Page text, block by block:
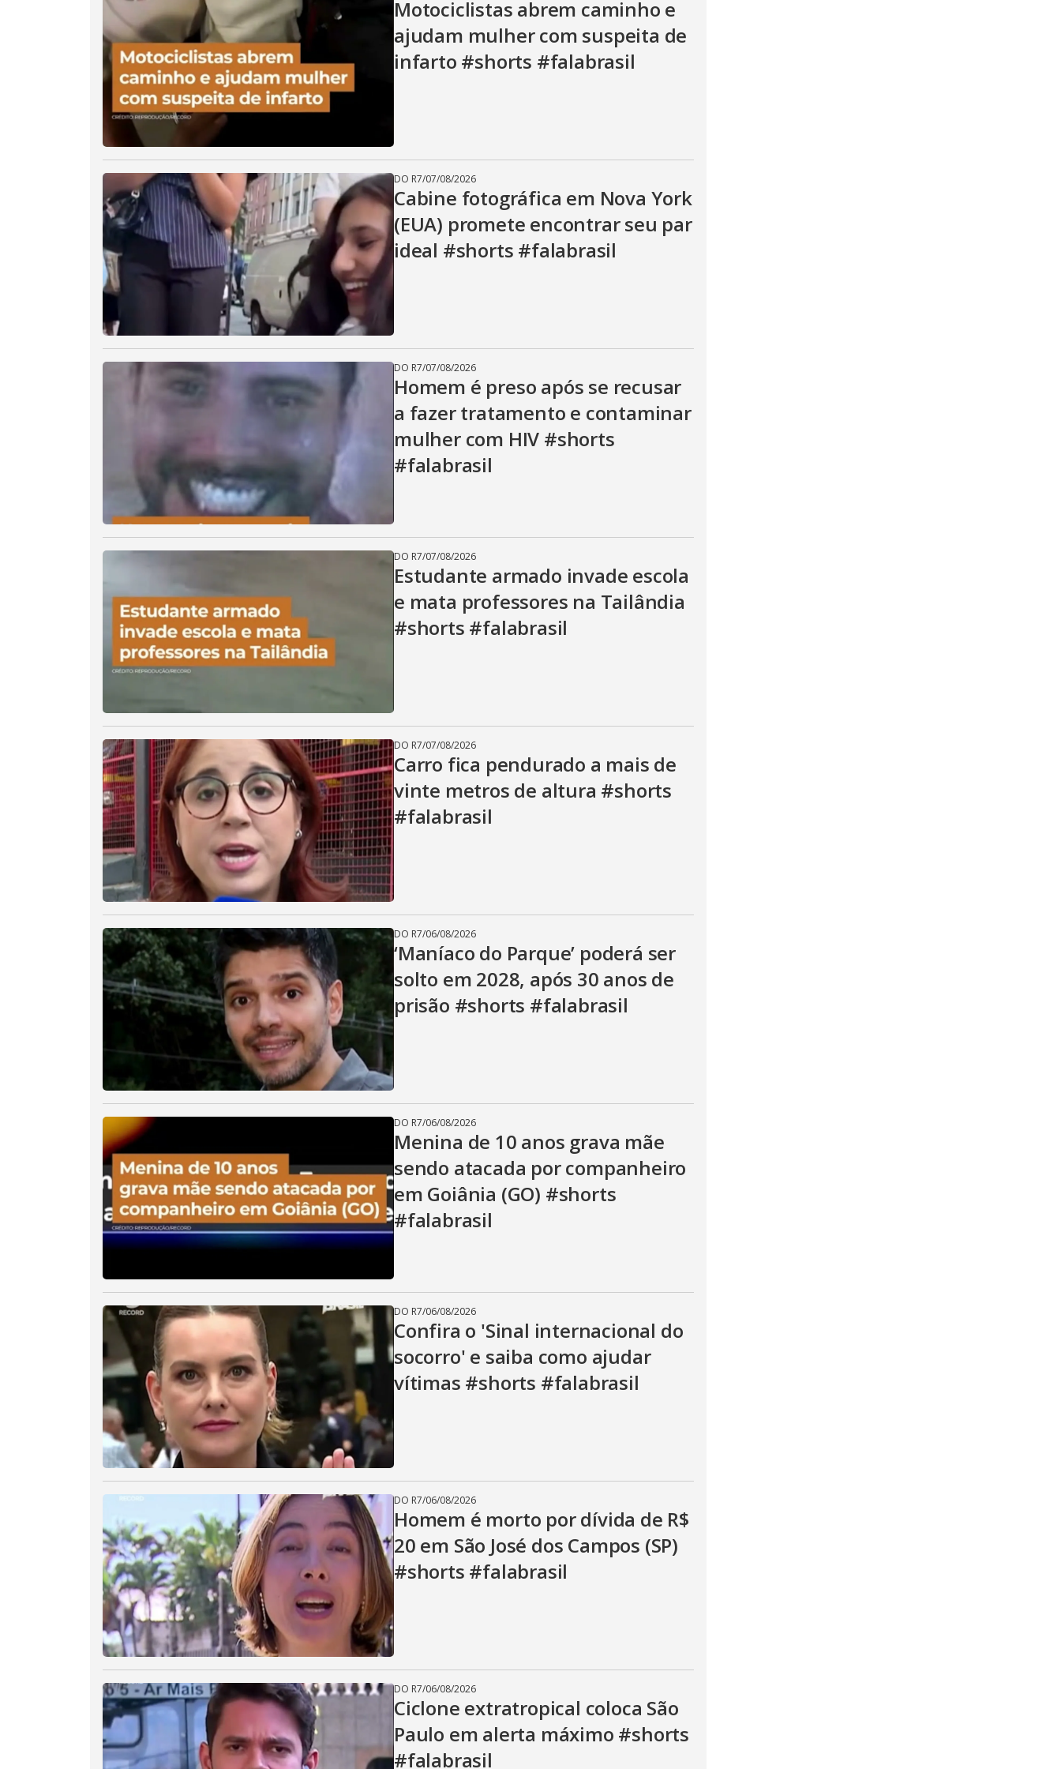
d
e
o
Motociclistas abrem caminho e
ajudam mulher com suspeita de
infarto #shorts #falabrasil
DO R7/07/08/2026
Cabine fotográfica em Nova York
(EUA) promete encontrar seu par
ideal #shorts #falabrasil
DO R7/07/08/2026
Homem é preso após se recusar
a fazer tratamento e contaminar
mulher com HIV #shorts
#falabrasil
DO R7/07/08/2026
Estudante armado invade escola
e mata professores na Tailândia
#shorts #falabrasil
DO R7/07/08/2026
Carro fica pendurado a mais de
vinte metros de altura #shorts
#falabrasil
DO R7/06/08/2026
‘Maníaco do Parque’ poderá ser
solto em 2028, após 30 anos de
prisão #shorts #falabrasil
DO R7/06/08/2026
Menina de 10 anos grava mãe
sendo atacada por companheiro
em Goiânia (GO) #shorts
#falabrasil
DO R7/06/08/2026
Confira o 'Sinal internacional do
socorro' e saiba como ajudar
vítimas #shorts #falabrasil
DO R7/06/08/2026
Homem é morto por dívida de R$
20 em São José dos Campos (SP)
#shorts #falabrasil
DO R7/06/08/2026
Ciclone extratropical coloca São
Paulo em alerta máximo #shorts
#falabrasil